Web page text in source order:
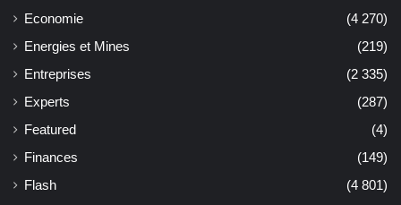
Economie
(4 270)
Energies et Mines
(219)
Entreprises
(2 335)
Experts
(287)
Featured
(4)
Finances
(149)
Flash
(4 801)